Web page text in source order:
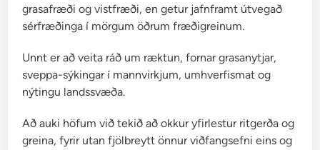
grasafræði og vistfræði, en getur jafnframt útvegað
sérfræðinga í mörgum öðrum fræðigreinum.
Unnt er að veita ráð um ræktun, fornar grasanytjar,
sveppa-sýkingar í mannvirkjum, umhverfismat og
nýtingu landssvæða.
Að auki höfum við tekið að okkur yfirlestur ritgerða og
greina, fyrir utan fjölbreytt önnur viðfangsefni eins og